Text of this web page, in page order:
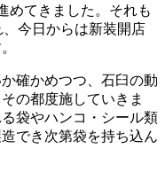
めてきました。それも
今日からは新装開店
確かめつつ、石臼の動
の都度施していきま
袋やハンコ・シール類
でき次第袋を持ち込ん